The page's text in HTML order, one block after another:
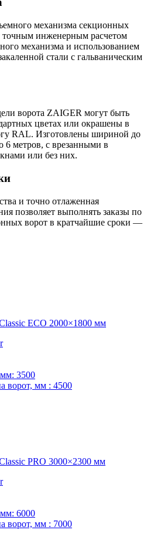
механизма секционных
точным инженерным расчетом
механизма и использованием
стали с гальваническим
ворота ZAIGER могут быть
цветах или окрашены в
RAL. Изготовлены шириной до
6 метров, с врезанными в
или без них.
и точно отлаженная
позволяет выполнять заказы по
ворот в кратчайшие сроки —
ECO 2000×1800 мм
3500
ворот, мм : 4500
PRO 3000×2300 мм
6000
ворот, мм : 7000